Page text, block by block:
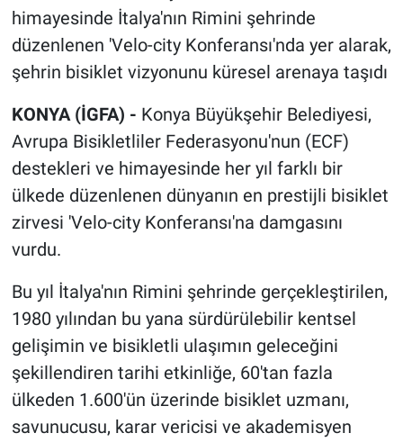
himayesinde İtalya'nın Rimini şehrinde
düzenlenen 'Velo-city Konferansı'nda yer alarak,
şehrin bisiklet vizyonunu küresel arenaya taşıdı
KONYA (İGFA) - Konya Büyükşehir Belediyesi,
Avrupa Bisikletliler Federasyonu'nun (ECF)
destekleri ve himayesinde her yıl farklı bir
ülkede düzenlenen dünyanın en prestijli bisiklet
zirvesi 'Velo-city Konferansı'na damgasını
vurdu.
Bu yıl İtalya'nın Rimini şehrinde gerçekleştirilen,
1980 yılından bu yana sürdürülebilir kentsel
gelişimin ve bisikletli ulaşımın geleceğini
şekillendiren tarihi etkinliğe, 60'tan fazla
ülkeden 1.600'ün üzerinde bisiklet uzmanı,
savunucusu, karar vericisi ve akademisyen